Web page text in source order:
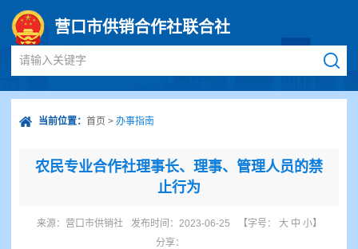
营口市供销合作社联合社
请输入关键字
当前位置： 首页 > 办事指南
农民专业合作社理事长、理事、管理人员的禁
止行为
来源： 营口市供销社 发布时间：2023-06-25 【字号： 大 中 小】
分享：